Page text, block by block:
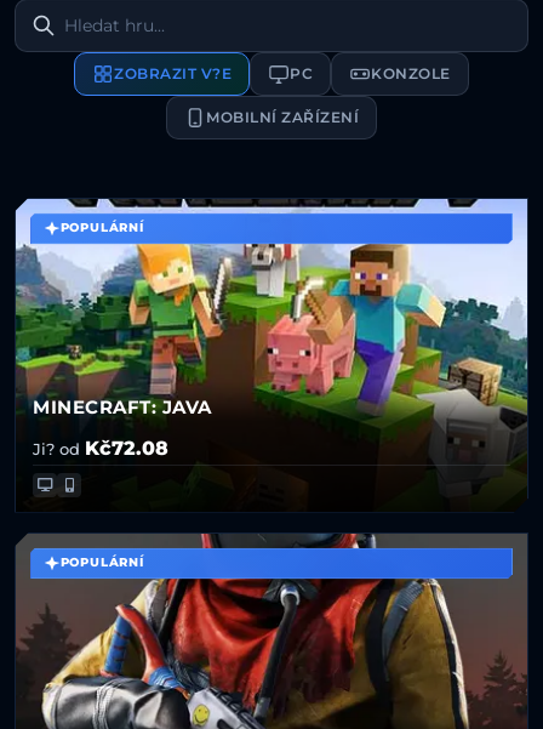
ZOBRAZIT V?E PC KONZOLE
MOBILNÍ ZAŘÍZENÍ
POPULÁRNÍ
MINECRAFT: JAVA
Ji? od Kč72.08
POPULÁRNÍ